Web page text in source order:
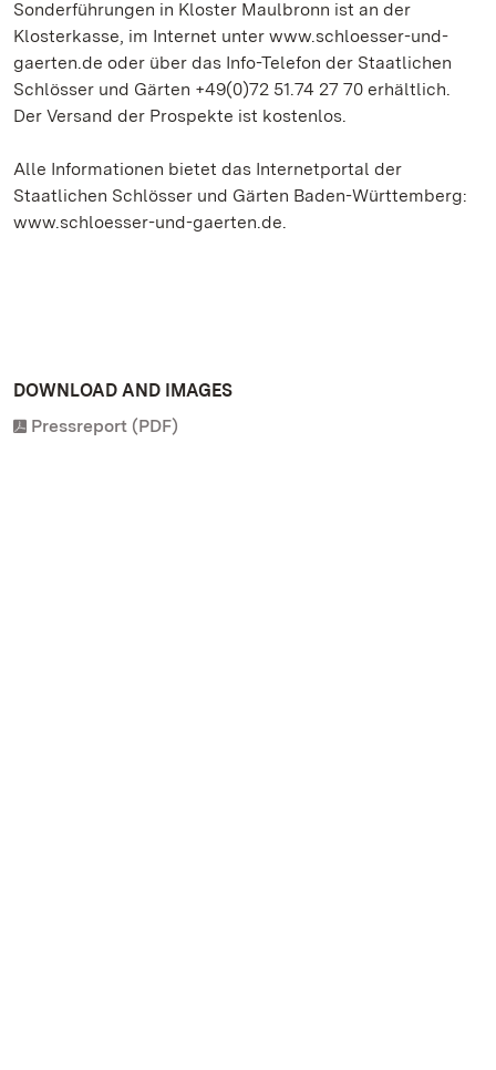
Sonderführungen in Kloster Maulbronn ist an der
Klosterkasse, im Internet unter www.schloesser-und-
gaerten.de oder über das Info-Telefon der Staatlichen
Schlösser und Gärten +49(0)72 51.74 27 70 erhältlich.
Der Versand der Prospekte ist kostenlos.
Alle Informationen bietet das Internetportal der
Staatlichen Schlösser und Gärten Baden-Württemberg:
www.schloesser-und-gaerten.de.
DOWNLOAD AND IMAGES
Pressreport (PDF)